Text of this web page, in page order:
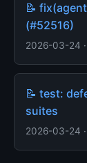
📝
(#52516)
2026-03-24
📝 test:
suites
2026-03-24